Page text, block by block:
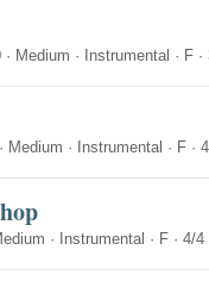
· Medium · Instrumental · F ·
· Medium · Instrumental · F ·
· Instrumental · F · 4/4